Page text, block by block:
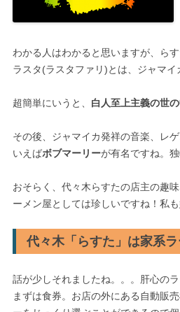
わかる人はわかると思いますが、ら
ラスタ(ラスタファリ)とは、ジャマイ
超簡単にいうと、 白人至上主義の世
その後、ジャマイカ発祥の音楽、レ
いえばボブマーリーが有名ですね。
おそらく、代々木らすたの店主の趣
ーメン屋としては珍しいですね！私
代々木「らすた」は家系
話が少しそれましたね。。。肝心のラ
まずは食券。お店の外にある自動販